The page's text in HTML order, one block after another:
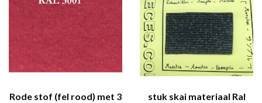
Rode stof (fel rood) met 3
stuk skai materiaal Ral